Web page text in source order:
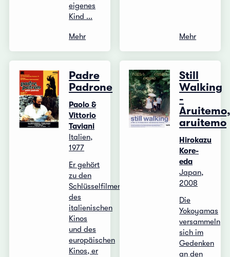
eigenes
Kind ...
Mehr Mehr
Padre
Padrone
Paolo &
Vittorio
Taviani
Italien,
1977
Er gehört
zu den
Schlüsselfilmen
des
italienischen
Kinos
und des
europäischen
Kinos, er
Still
Walking
-
aruitemo
Hirokazu
Kore-
eda
Japan,
2008
Die
Yokoyamas
versammeln
sich im
Gedenken
an den